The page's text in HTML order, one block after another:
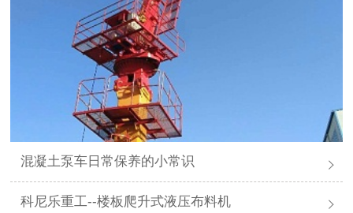
混凝土泵车日常保养的小常识
科尼乐重工--楼板爬升式液压布料机